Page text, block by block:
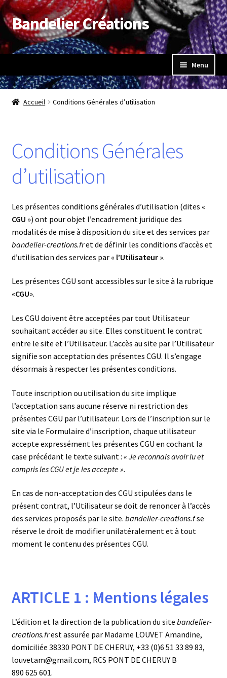
Aller
à
navigation
Aller
au
contenu
Bandelier Créations
Menu
Accueil
Mon compte
Panier
Accueil Conditions Générales d’utilisation
Conditions Générales
d’utilisation
Les présentes conditions générales d’utilisation (dites «
CGU ») ont pour objet l’encadrement juridique des
modalités de mise à disposition du site et des services par
bandelier-creations.fret de définir les conditions d’accès et
d’utilisation des services par « l’Utilisateur».
Les présentes CGU sont accessibles sur le site à la rubrique
«CGU».
Les CGU doivent être acceptées par tout Utilisateur
souhaitant accéder au site. Elles constituent le contrat
entre le site et l’Utilisateur. L’accès au site par l’Utilisateur
signifie son acceptation des présentes CGU. Il s’engage
désormais à respecter les présentes conditions.
Toute inscription ou utilisation du site implique
l’acceptation sans aucune réserve ni restriction des
présentes CGU par l’utilisateur. Lors de l’inscription sur le
site via le Formulaire d’inscription, chaque utilisateur
accepte expressément les présentes CGU en cochant la
case précédant le texte suivant : « Je reconnais avoir lu et
compris les CGU et je les accepte ».
En cas de non-acceptation des CGU stipulées dans le
présent contrat, l’Utilisateur se doit de renoncer à l’accès
des services proposés par le site. bandelier-creations.fse
réserve le droit de modifier unilatéralement et à tout
moment le contenu des présentes CGU.
ARTICLE 1 : Mentions légales
L’édition et la direction de la publication du site bandelier-
creations.frest assurée par Madame LOUVET Amandine,
domiciliée 38330 PONT DE CHERUY, +33 (0)6 51 33 89 83,
louvetam@gmail.com, RCS PONT DE CHERUY B
890 625 601.